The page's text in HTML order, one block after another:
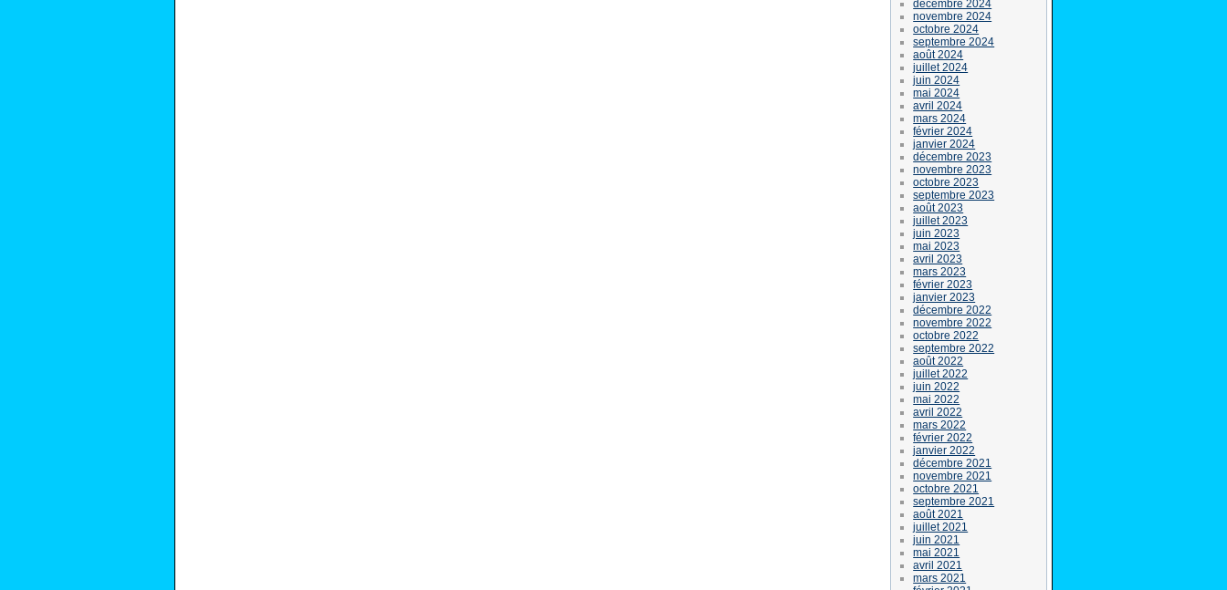
décembre 2024
novembre 2024
octobre 2024
septembre 2024
août 2024
juillet 2024
juin 2024
mai 2024
avril 2024
mars 2024
février 2024
janvier 2024
décembre 2023
novembre 2023
octobre 2023
septembre 2023
août 2023
juillet 2023
juin 2023
mai 2023
avril 2023
mars 2023
février 2023
janvier 2023
décembre 2022
novembre 2022
octobre 2022
septembre 2022
août 2022
juillet 2022
juin 2022
mai 2022
avril 2022
mars 2022
février 2022
janvier 2022
décembre 2021
novembre 2021
octobre 2021
septembre 2021
août 2021
juillet 2021
juin 2021
mai 2021
avril 2021
mars 2021